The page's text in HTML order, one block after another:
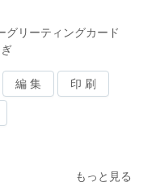
グリーティングカード
編 集 印 刷
もっと見る